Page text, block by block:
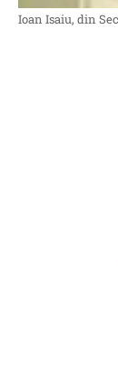
Ioan Isaiu, din